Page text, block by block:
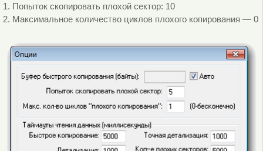
1. Попыток скопировать плохой сектор: 10
2. Максимальное количество циклов плохого копирования — 0